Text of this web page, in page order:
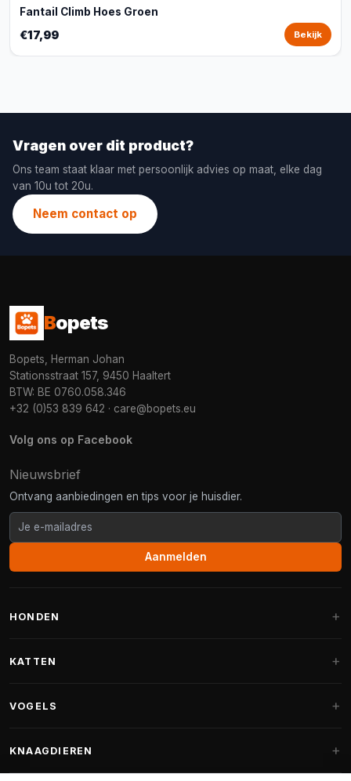
Fantail Climb Hoes Groen
€17,99 Bekijk
Vragen over dit product?
Ons team staat klaar met persoonlijk advies op maat, elke dag
van 10u tot 20u.
Neem contact op
Bopets
Bopets, Herman Johan
Stationsstraat 157, 9450 Haaltert
BTW: BE 0760.058.346
+32 (0)53 839 642 · care@bopets.eu
Volg ons op Facebook
Nieuwsbrief
Ontvang aanbiedingen en tips voor je huisdier.
Aanmelden
HONDEN
Fantail hondenmanden
KATTEN
Krabpalen voor Maine Coon
VOGELS
Vogelvoer binnenvogels
KNAAGDIEREN